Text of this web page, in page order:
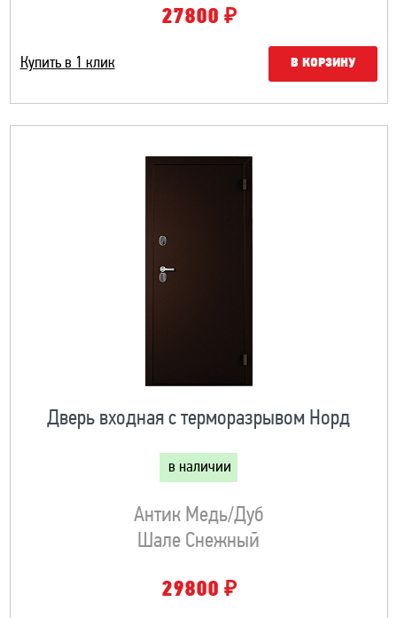
27800 ₽
Купить в 1 клик В КОРЗИНУ
Дверь входная с терморазрывом Норд
в наличии
Антик Медь/Дуб
Шале Снежный
29800 ₽